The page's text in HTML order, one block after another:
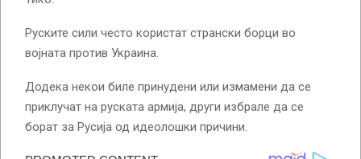
Руските сили често користат странски борци во
војната против Украина.
Додека некои биле принудени или измамени да се
приклучат на руската армија, други избрале да се
борат за Русија од идеолошки причини.